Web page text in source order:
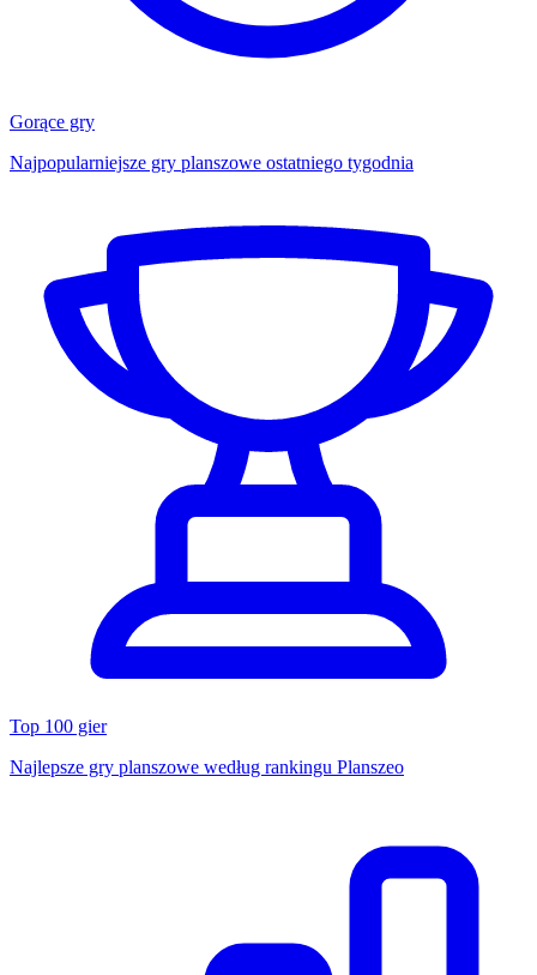
Gorące gry
Najpopularniejsze gry planszowe ostatniego tygodnia
Top 100 gier
Najlepsze gry planszowe według rankingu Planszeo